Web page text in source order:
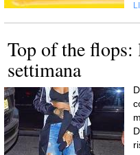
Top of the
settimana